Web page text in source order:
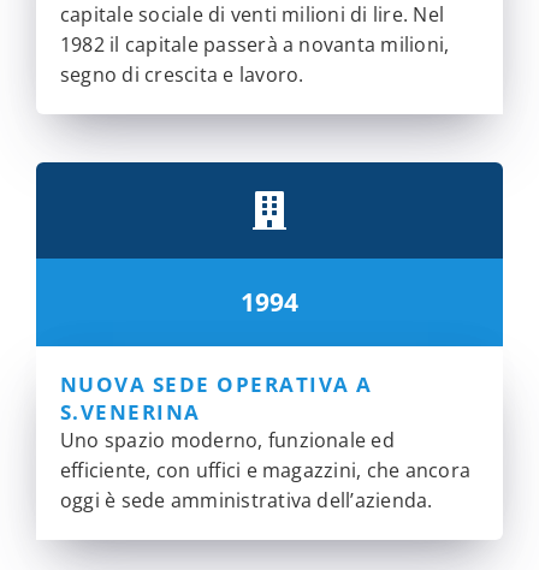
capitale sociale di venti milioni di lire. Nel
1982 il capitale passerà a novanta milioni,
segno di crescita e lavoro.
1994
NUOVA SEDE OPERATIVA A
S.VENERINA
Uno spazio moderno, funzionale ed
efficiente, con uffici e magazzini, che ancora
oggi è sede amministrativa dell’azienda.